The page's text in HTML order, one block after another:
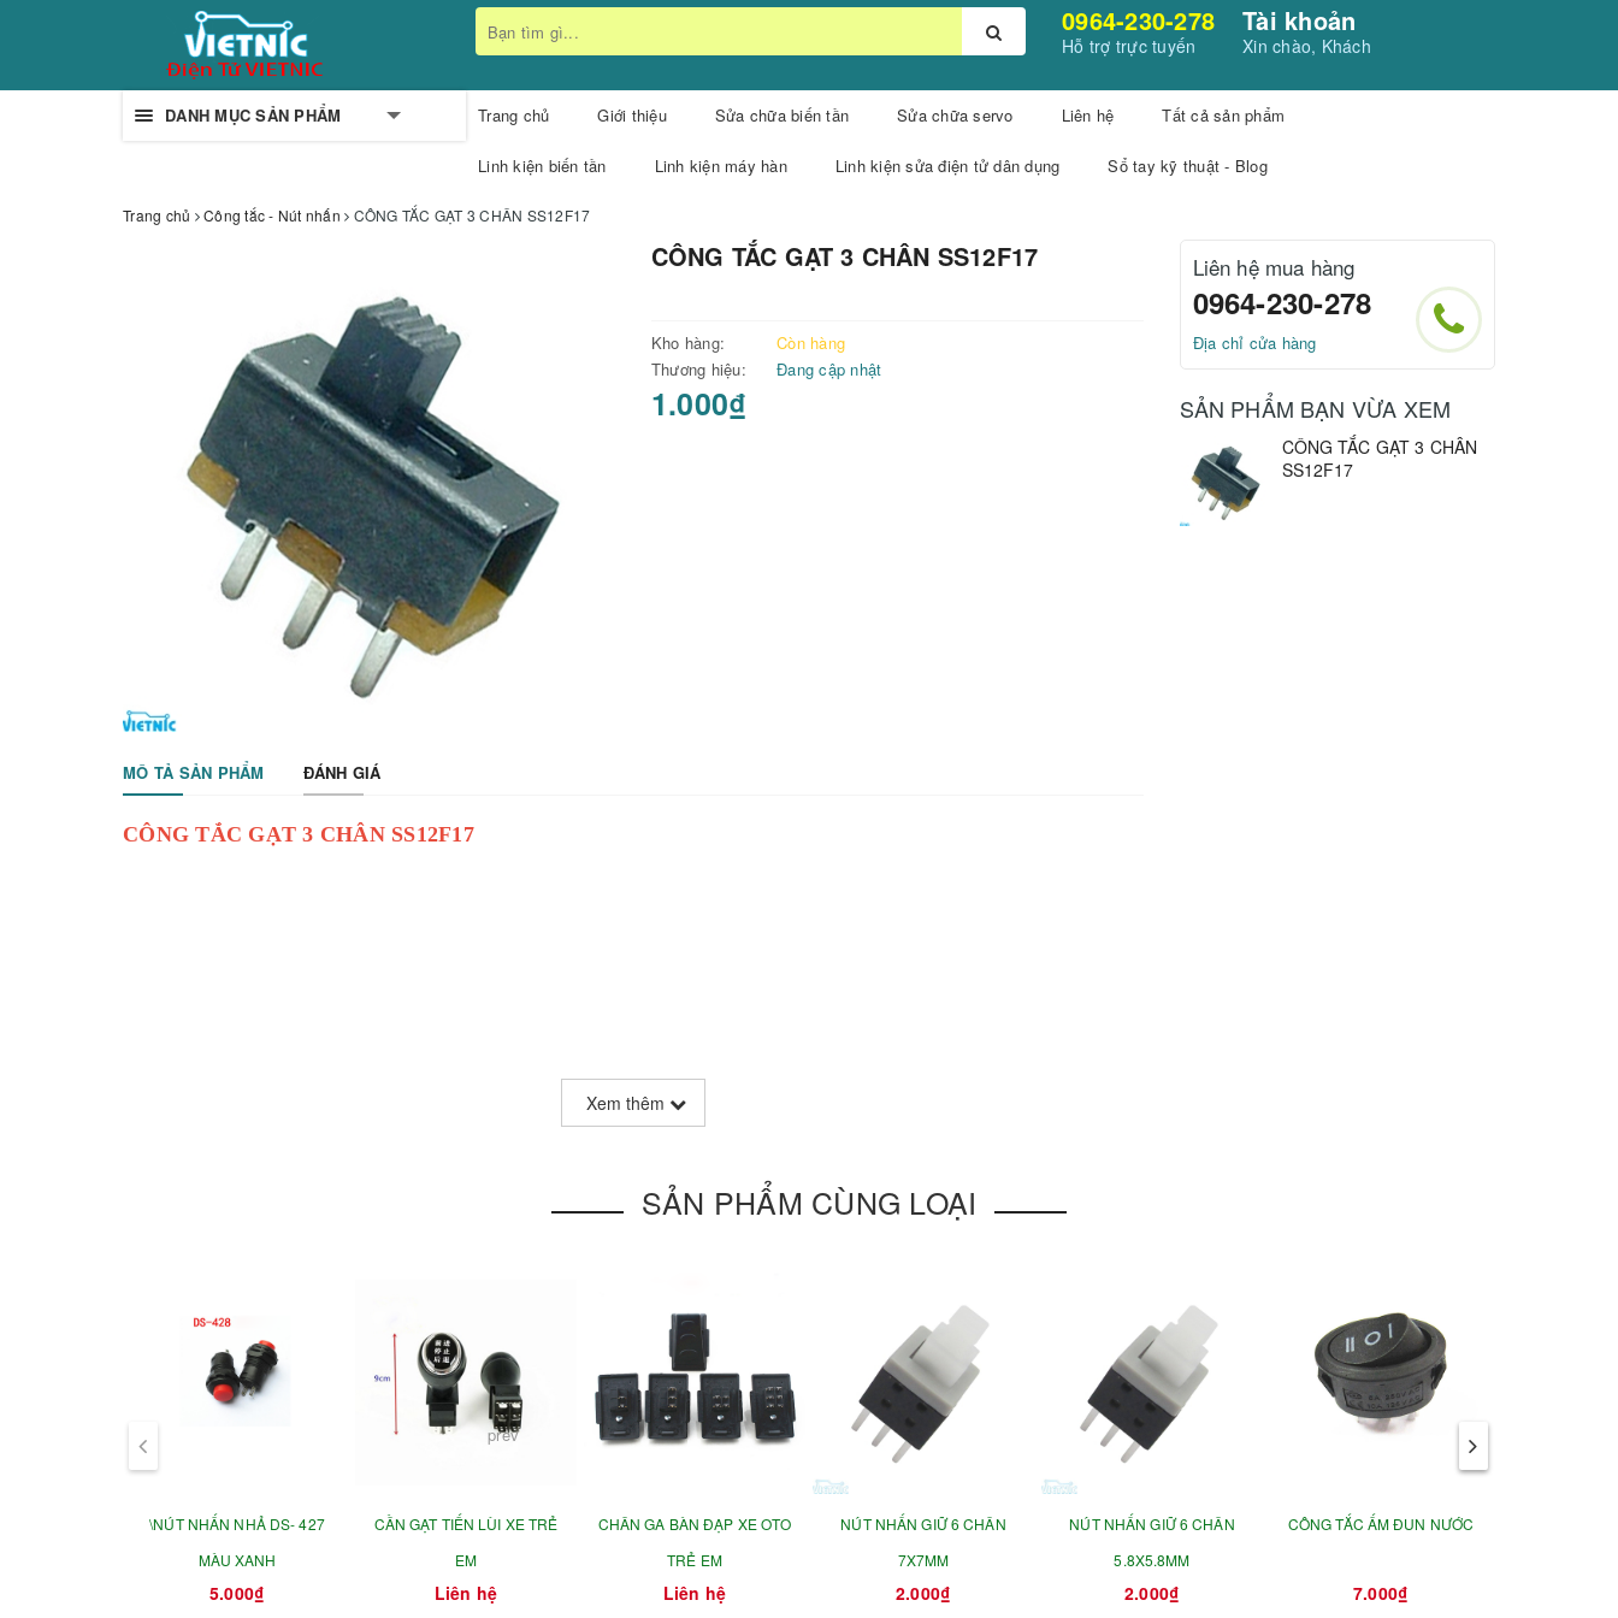
0964-230-278
Hỗ trợ trực tuyến
Tài khoản
Xin chào, Khách
DANH MỤC SẢN PHẨM Trang chủ Giới thiệu Sửa chữa biến tần Sửa chữa servo Liên hệ Tất cả sản phẩm
Linh kiện biến tần Linh kiện máy hàn Linh kiện sửa điện tử dân dụng Sổ tay kỹ thuật - Blog
Trang chủ Công tắc - Nút nhấn CÔNG TẮC GẠT 3 CHÂN SS12F17
CÔNG TẮC GẠT 3 CHÂN SS12F17
Kho hàng:
Còn hàng
Thương hiệu:
Đang cập nhật
1.000₫
MÔ TẢ SẢN PHẨM ĐÁNH GIÁ
CÔNG TẮC GẠT 3 CHÂN SS12F17
Xem thêm
Liên hệ mua hàng
0964-230-278
Địa chỉ cửa hàng
SẢN PHẨM BẠN VỪA XEM
CÔNG TẮC GẠT 3 CHÂN
SS12F17
SẢN PHẨM CÙNG LOẠI
\NÚT NHẤN NHẢ DS- 427
MÀU XANH
5.000₫
CẦN GẠT TIẾN LÙI XE TRẺ
EM
Liên hệ
CHÂN GA BÀN ĐẠP XE OTO
TRẺ EM
Liên hệ
NÚT NHẤN GIỮ 6 CHÂN
7X7MM
2.000₫
NÚT NHẤN GIỮ 6 CHÂN
5.8X5.8MM
2.000₫
CÔNG TẮC ẤM ĐUN NƯỚC
7.000₫
prev